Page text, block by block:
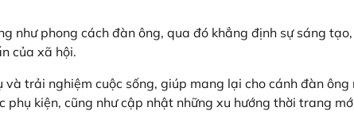
như phong cách đàn ông, qua đó khẳng định sự sáng
của xã hội.
trải nghiệm cuộc sống, giúp mang lại cho cánh đàn ông
phụ kiện, cũng như cập nhật những xu hướng thời trang